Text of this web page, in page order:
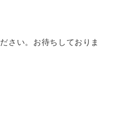
さい。お待ちしておりま